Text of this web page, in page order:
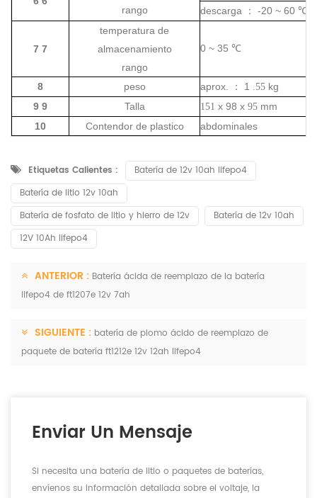
rango
descarga ： -20 ~ 60 ℃
7 7
temperatura de
almacenamiento
rango
0 ~ 35 ℃
8 peso aprox. ： 1 .55 kg
9 9
Talla 151 x 98 x 95 mm
10
Contendor de plastico abdominales
Etiquetas Calientes :
Batería de 12v 10ah lifepo4
Batería de litio 12v 10ah
Batería de fosfato de litio y hierro de 12v
Batería de 12v 10ah
12V 10Ah lifepo4
ANTERIOR : Batería ácida de reemplazo de la batería
lifepo4 de ft1207e 12v 7ah
SIGUIENTE : batería de plomo ácido de reemplazo de
paquete de batería ft1212e 12v 12ah lifepo4
Enviar Un Mensaje
Si necesita una batería de litio o paquetes de baterías,
envíenos su información detallada sobre el voltaje, la